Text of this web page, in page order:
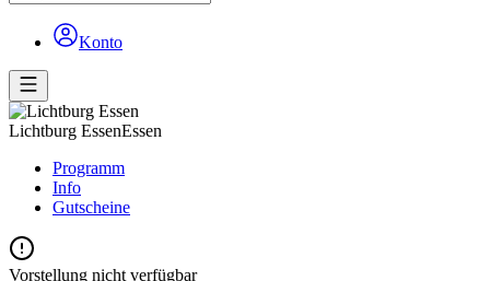
Konto
Lichtburg EssenEssen
Programm
Info
Gutscheine
Vorstellung nicht verfügbar